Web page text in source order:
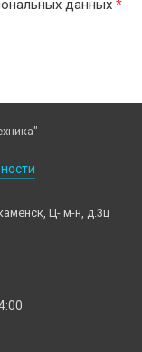
данных *
Ц- м-н, д.3ц